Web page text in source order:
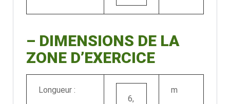
– DIMENSIONS DE LA
ZONE D’EXERCICE
Longueur :
6,
m